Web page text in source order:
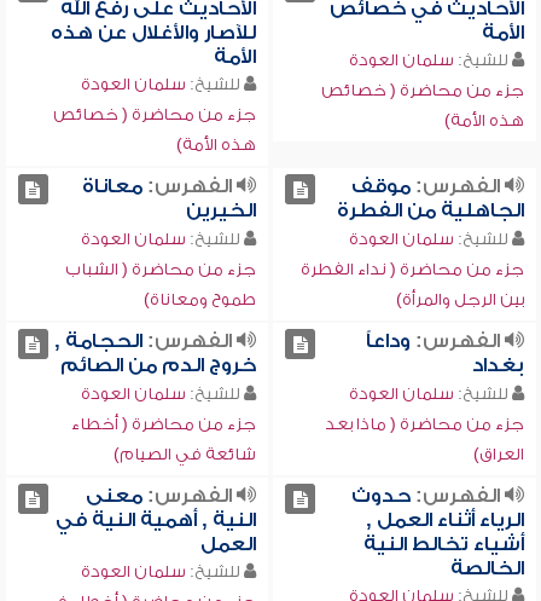
الأحاديث في خصائص
الأمة
للشيخ: سلمان العودة
جزء من محاضرة ( خصائص
هذه الأمة)
الأحاديث على رفع الله
للآصار والأغلال عن هذه
الأمة
للشيخ: سلمان العودة
جزء من محاضرة ( خصائص
هذه الأمة)
الفهرس:موقف
الجاهلية من الفطرة
للشيخ: سلمان العودة
جزء من محاضرة ( نداء الفطرة
بين الرجل والمرأة)
الفهرس:معاناة
الخيرين
للشيخ: سلمان العودة
جزء من محاضرة ( الشباب
طموح ومعاناة)
الفهرس: وداعاً
بغداد
للشيخ: سلمان العودة
جزء من محاضرة ( ماذا بعد
العراق)
الفهرس:الحجامة ,
خروج الدم من الصائم
للشيخ: سلمان العودة
جزء من محاضرة ( أخطاء
شائعة في الصيام)
الفهرس:حدوث
الرياء أثناء العمل ,
أشياء تخالط النية
الخالصة
للشيخ: سلمان العودة
الفهرس:معنى
النية , أهمية النية في
العمل
للشيخ: سلمان العودة